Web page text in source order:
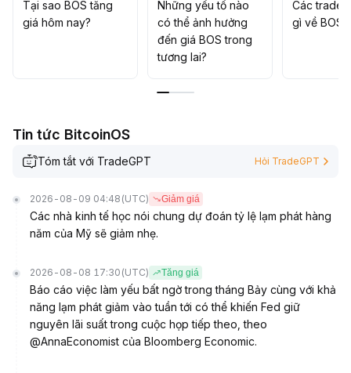
đổi mới ngành tăng tốc, có kỳ vọng củng cố trung tâm
giá trị và thu hút dòng vốn ổn định, nếu không trong chu
kỳ điều chỉnh dễ rơi vào trạng thái yếu tương đối
Khuyến nghị kiểm soát vị thế ngắn hạn theo xu hướng,
Tại sao BOS tăng
giá hôm nay?
Những yếu tố nào
có thể ảnh hưởng
đến giá BOS trong
tương lai?
Các trader
gì về BOS?
Tin tức BitcoinOS
Tóm tắt với TradeGPT Hỏi TradeGPT
2026-08-09 04:48 (UTC) Giảm giá
Các nhà kinh tế học nói chung dự đoán tỷ lệ lạm phát hàng
năm của Mỹ sẽ giảm nhẹ.
2026-08-08 17:30 (UTC) Tăng giá
Báo cáo việc làm yếu bất ngờ trong tháng Bảy cùng với khả
năng lạm phát giảm vào tuần tới có thể khiến Fed giữ
nguyên lãi suất trong cuộc họp tiếp theo, theo
@AnnaEconomist của Bloomberg Economic.